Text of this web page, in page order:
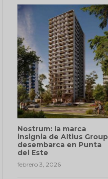
Nostrum: la marca
insignia de Altius Group
desembarca en Punta
del Este
febrero 3, 2026